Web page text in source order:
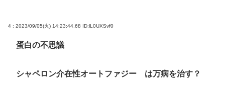
4 : 2023/09/05(火) 14:23:44.68 ID:lL0UXSvf0
蛋白の不思議
シャペロン介在性オートファジー は万病を治す？